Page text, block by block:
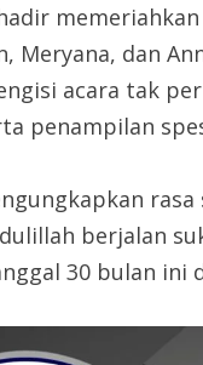
Meryana, dan
acara tak
penampilan
berjalan
30 bulan ini